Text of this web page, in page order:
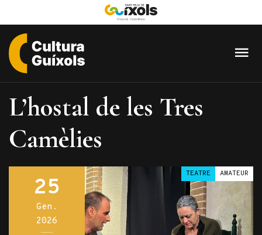
Cultura
Guixols
Feliu
de
Guíxols
L’hostal de les Tres
Camèlies
25
Gen.
2026
TEATRE AMATEUR